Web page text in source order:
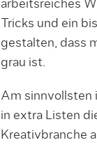
arbeitsreiches
Tricks und ein
gestalten, dass
grau ist.
Am sinnvollsten
in extra Listen
Kreativbranche